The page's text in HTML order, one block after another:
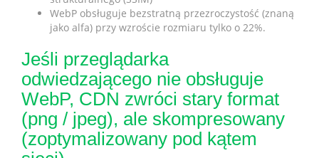
WebP obsługuje bezstratną przezroczystość (znaną
jako alfa) przy wzroście rozmiaru tylko o 22%.
Jeśli przeglądarka
odwiedzającego nie obsługuje
WebP, CDN zwróci stary format
(png / jpeg), ale skompresowany
(zoptymalizowany pod kątem